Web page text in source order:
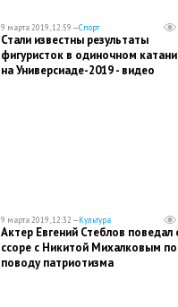
9 марта 2019, 12:59 —Спорт
Стали известны результаты
фигуристок в одиночном
на Универсиаде-2019 - видео
9 марта 2019, 12:32 —Культура
Актер Евгений Стеблов поведал
ссоре с Никитой Михалковым по
поводу патриотизма